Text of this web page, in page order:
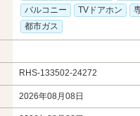
バルコニー
TVドアホン
都市ガス
RHS-133502-24272
2026年08月08日